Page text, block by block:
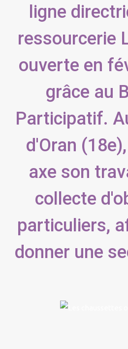
ligne
ressourcerie
ouverte en
grâce au
Participatif.
d'Oran
axe son
collecte
particuliers,
donner une